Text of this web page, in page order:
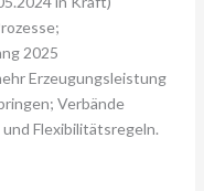
2025
Erzeugungsleistung
Verbände
Flexibilitätsregeln.